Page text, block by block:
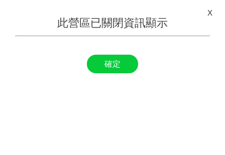
X
此營區已關閉資訊顯示
確定